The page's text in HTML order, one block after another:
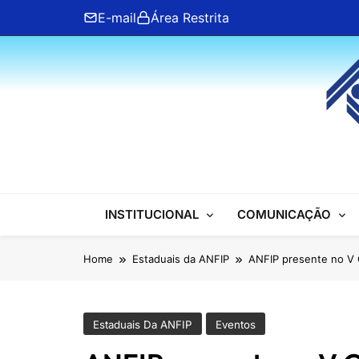
content
E-mail Área Restrita
ANFIP Nacional
INSTITUCIONAL COMUNICAÇÃO
Home Estaduais da ANFIP ANFIP presente no V
Estaduais Da ANFIP Eventos